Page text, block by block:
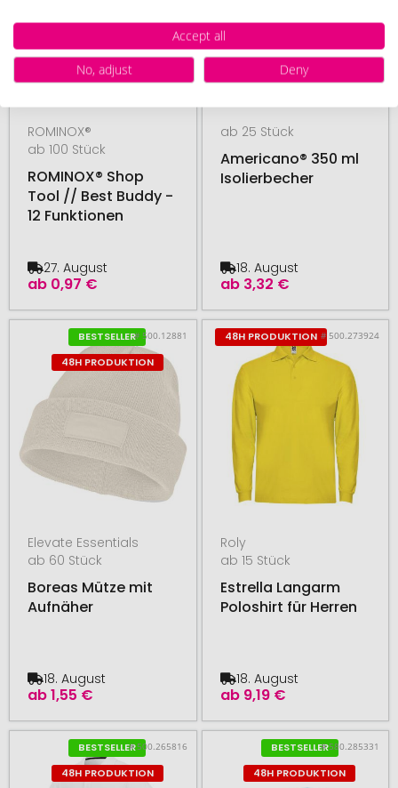
ROMINOX®
ab 100 Stück
ROMINOX® Shop
Tool // Best Buddy -
12 Funktionen
ab 0,97 €
27. August
ab 25 Stück
Americano® 350 ml
Isolierbecher
ab 3,32 €
18. August
BESTSELLER
48H PRODUKTION
# 500.12881
Elevate Essentials
ab 60 Stück
Boreas Mütze mit
Aufnäher
ab1,55 €
18. August
48H PRODUKTION # 500.273924
Roly
ab 15 Stück
Estrella Langarm
Poloshirt für Herren
ab 9,19 €
18. August
BESTSELLER
48H PRODUKTION
# 500.265816
BESTSELLER
48H PRODUKTION
# 580.285331
Accept all
No, adjust
Deny